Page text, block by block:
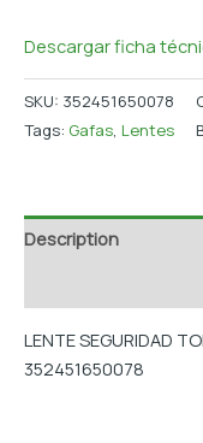
Descargar ficha
SKU: 352451650078
Tags: Gafas, Lentes
Description
LENTE SEGURIDAD
352451650078